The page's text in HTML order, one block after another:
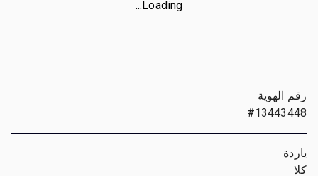
Loading...
رقم الهوية
#13443448
ياردة
كلا